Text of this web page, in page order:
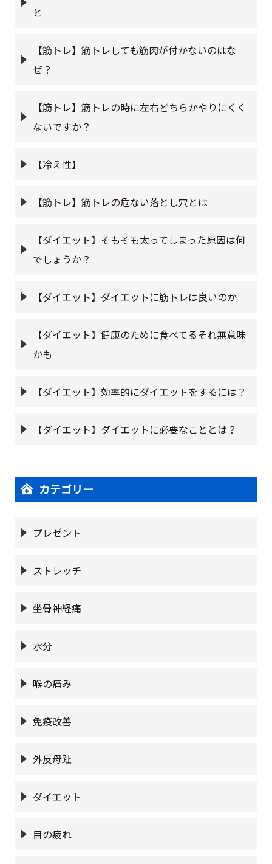
と
【筋トレ】筋トレしても筋肉が付かないのはな
ぜ？
【筋トレ】筋トレの時に左右どちらかやりにくく
ないですか？
【冷え性】
【筋トレ】筋トレの危ない落とし穴とは
【ダイエット】そもそも太ってしまった原因は何
でしょうか？
【ダイエット】ダイエットに筋トレは良いのか
【ダイエット】健康のために食べてるそれ無意味
かも
【ダイエット】効率的にダイエットをするには？
【ダイエット】ダイエットに必要なこととは？
カテゴリー
プレゼント
ストレッチ
坐骨神経痛
水分
喉の痛み
免疫改善
外反母趾
ダイエット
目の疲れ